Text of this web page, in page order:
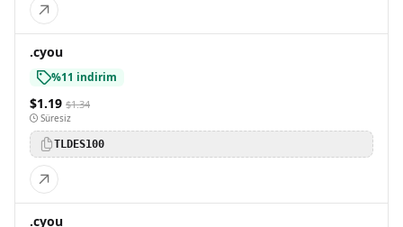
.cyou
%11 indirim
$1.19 $1.34
Süresiz
TLDES100
.cyou